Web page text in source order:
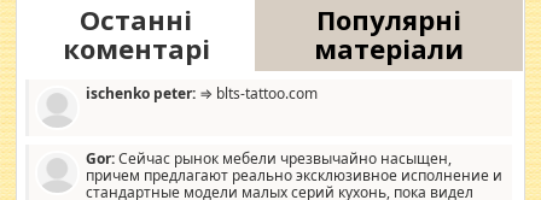
Останні
коментарі
Популярні
матеріали
ischenko peter: ⇒ blts-tattoo.com
Gor:Сейчас рынок мебели чрезвычайно насыщен,
причем предлагают реально эксклюзивное исполнение и
стандартные модели малых серий кухонь, пока видел